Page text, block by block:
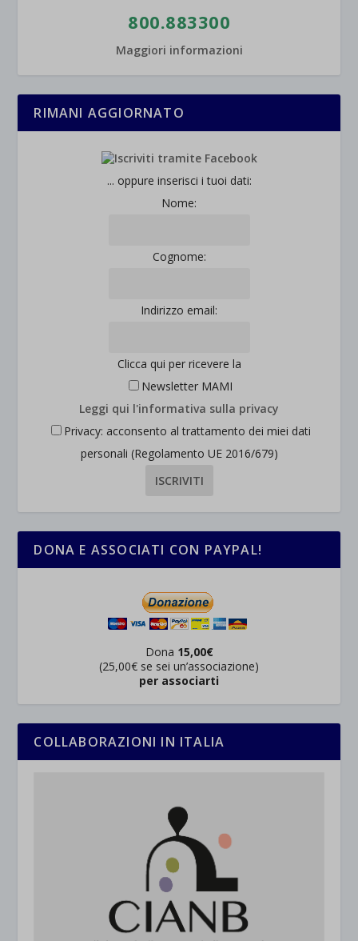
800.883300
Maggiori informazioni
RIMANI AGGIORNATO
... oppure inserisci i tuoi dati:
Nome:
Cognome:
Indirizzo email:
Clicca qui per ricevere la
Newsletter MAMI
Leggi qui l'informativa sulla privacy
Privacy: acconsento al trattamento dei miei dati
personali (Regolamento UE 2016/679)
DONA E ASSOCIATI CON PAYPAL!
Dona 15,00€
(25,00€ se sei un’associazione)
per associarti
COLLABORAZIONI IN ITALIA